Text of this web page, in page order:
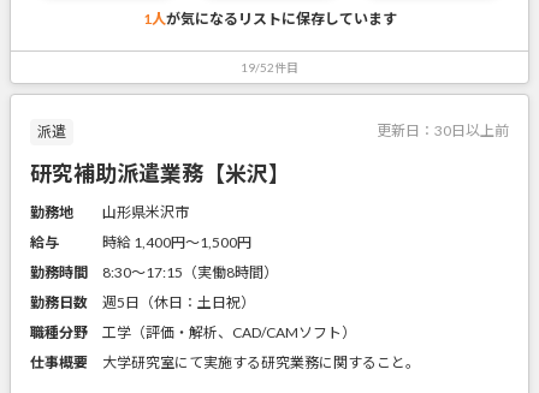
1人が気になるリストに保存しています
19/52件目
派遣 更新日： 30日以上前
研究補助派遣業務【米沢】
勤務地
山形県米沢市
給与
時給 1,400円〜1,500円
勤務時間
8:30～17:15（実働8時間）
勤務日数
週5日（休日：土日祝）
職種分野
工学（評価・解析、CAD/CAMソフト）
仕事概要
大学研究室にて実施する研究業務に関すること。